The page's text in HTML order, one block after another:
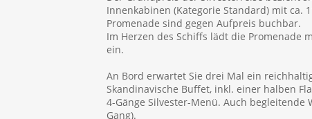
Innenkabinen (Kategorie Standard) mit ca.
Promenade sind gegen Aufpreis buchbar.
Im Herzen des Schiffs lädt die Promenade
ein.
An Bord erwartet Sie drei Mal ein
Skandinavische Buffet, inkl. einer halben
4-Gänge Silvester-Menü. Auch
Gang).